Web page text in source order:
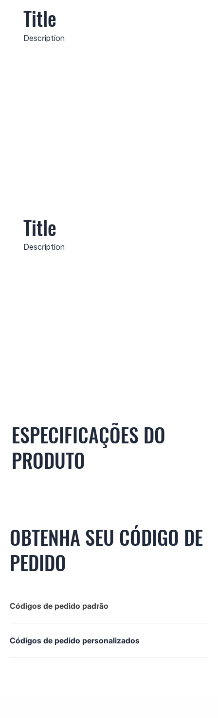
Title
Description
Title
Description
ESPECIFICAÇÕES DO
PRODUTO
OBTENHA SEU CÓDIGO DE
PEDIDO
Códigos de pedido padrão
Códigos de pedido personalizados